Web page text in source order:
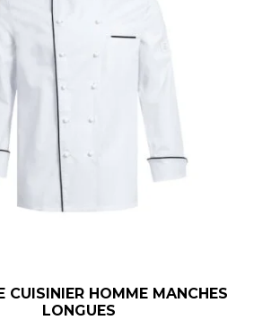
CUISINIER HOMME MANCHES
LONGUES